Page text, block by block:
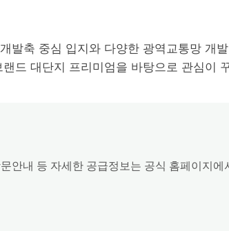
축 중심 입지와 다양한 광역교통망 개
드 대단지 프리미엄을 바탕으로 관심이
안내 등 자세한 공급정보는 공식 홈페이지에